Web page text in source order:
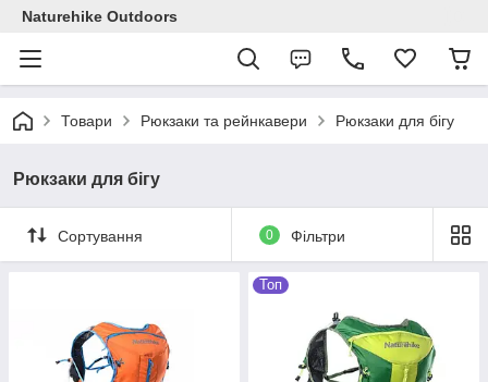
Naturehike Outdoors
Товари Рюкзаки та рейнкавери Рюкзаки для бігу
Рюкзаки для бігу
Сортування 0 Фільтри
Топ